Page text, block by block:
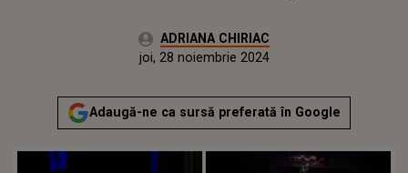
Autor:ADRIANA CHIRIAC
joi, 28 noiembrie 2024Actualizat:
joi, 28 noiembrie 2024
Adaugă-ne ca sursă preferată în Google